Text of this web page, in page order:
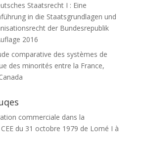
Staatsrecht I : Eine
in die Staatsgrundlagen und
der Bundesrepublik
2016
comparative des systèmes de
des minorités entre la France,
commerciale dans la
du 31 octobre 1979 de Lomé I à